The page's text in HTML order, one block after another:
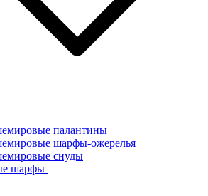
палантины
шарфы-ожерелья
снуды
шарфы